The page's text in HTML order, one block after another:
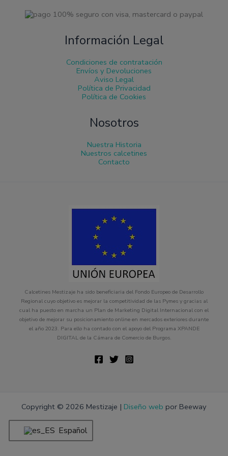
Información Legal
Condiciones de contratación
Envíos y Devoluciones
Aviso Legal
Política de Privacidad
Política de Cookies
Nosotros
Nuestra Historia
Nuestros calcetines
Contacto
Calcetines Mestizaje ha sido beneficiaria del Fondo Europeo de Desarrollo
Regional cuyo objetivo es mejorar la competitividad de las Pymes y gracias al
cual ha puesto en marcha un Plan de Marketing Digital Internacional con el
objetivo de mejorar su posicionamiento online en mercados exteriores durante
el año 2023. Para ello ha contado con el apoyo del Programa XPANDE
DIGITAL de la Cámara de Comercio de Burgos.
Copyright © 2026 Mestizaje | Diseño web por Beeway
Español